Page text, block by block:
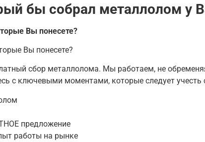
бы собрал металлолом у
Вы понесете?
Вы понесете?
сбор металлолома. Мы работаем, не
с ключевыми моментами, которые следует учесть
предложение
работы на рынке